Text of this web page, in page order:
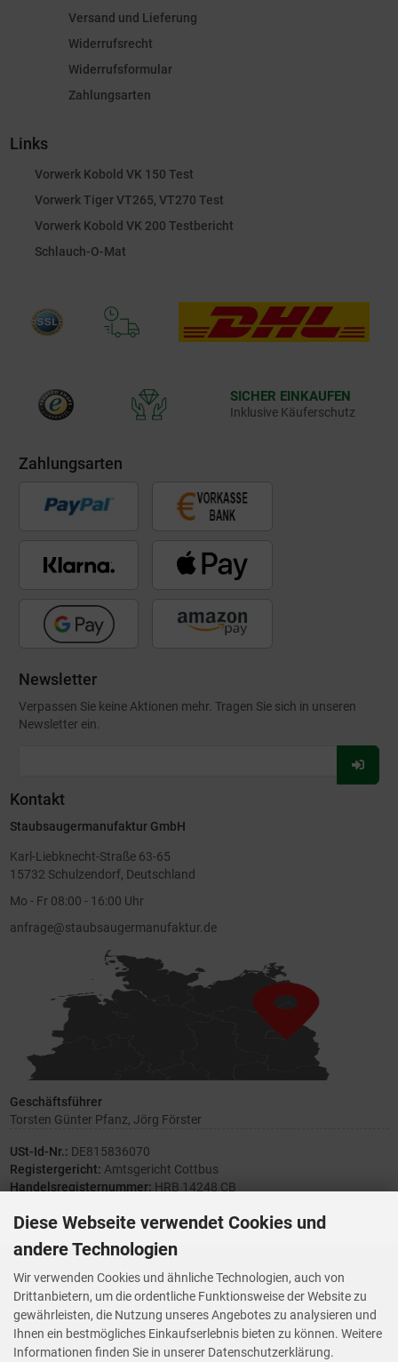
Versand und Lieferung
Widerrufsrecht
Widerrufsformular
Zahlungsarten
Links
Vorwerk Kobold VK 150 Test
Vorwerk Tiger VT265, VT270 Test
Vorwerk Kobold VK 200 Testbericht
Schlauch-O-Mat
SICHER EINKAUFEN
Inklusive Käuferschutz
Zahlungsarten
Newsletter
Verpassen Sie keine Aktionen mehr. Tragen Sie sich in unseren
Newsletter ein.
Für
Kontakt
Staubsaugermanufaktur GmbH
Karl-Liebknecht-Straße 63-65
15732 Schulzendorf, Deutschland
Mo - Fr 08:00 - 16:00 Uhr
anfrage@staubsaugermanufaktur.de
Geschäftsführer
Torsten Günter Pfanz, Jörg Förster
USt-Id-Nr.: DE815836070
Registergericht: Amtsgericht Cottbus
Handelsregisternummer: HRB 14248 CB
Ihre Meinung zählt
Vorwerk Ersatzteile
Wenn Ihnen der Service der StaubsaugerManufaktur gefallen hat,
bewerten Sie uns bitte bei Trustedshops.de
Diese Webseite verwendet Cookies und
andere Technologien
Wir verwenden Cookies und ähnliche Technologien, auch von
Drittanbietern, um die ordentliche Funktionsweise der Website zu
gewährleisten, die Nutzung unseres Angebotes zu analysieren und
Ihnen ein bestmögliches Einkaufserlebnis bieten zu können. Weitere
Informationen finden Sie in unserer Datenschutzerklärung.